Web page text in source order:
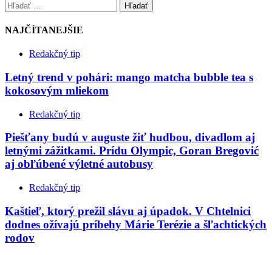
Hľadať
NAJČÍTANEJŠIE
Redakčný tip
Letný trend v pohári: mango matcha bubble tea s
kokosovým mliekom
Redakčný tip
Piešťany budú v auguste žiť hudbou, divadlom aj
letnými zážitkami. Prídu Olympic, Goran Bregović
aj obľúbené výletné autobusy
Redakčný tip
Kaštieľ, ktorý prežil slávu aj úpadok. V Chtelnici
dodnes ožívajú príbehy Márie Terézie a šľachtických
rodov